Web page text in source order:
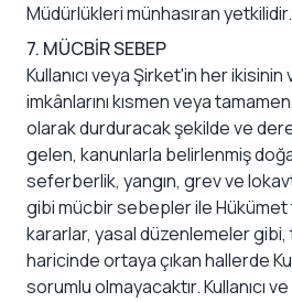
Müdürlükleri münhasıran yetkilidir.
7. MÜCBİR SEBEP
Kullanıcı veya Şirket'in her ikisinin
imkânlarını kısmen veya
olarak durduracak şekilde ve
gelen, kanunlarla belirlenmiş
seferberlik, yangın, grev ve
gibi mücbir sebepler ile Hükümet
kararlar, yasal düzenlemeler
haricinde ortaya çıkan hallerde
sorumlu olmayacaktır. Kullanıcı